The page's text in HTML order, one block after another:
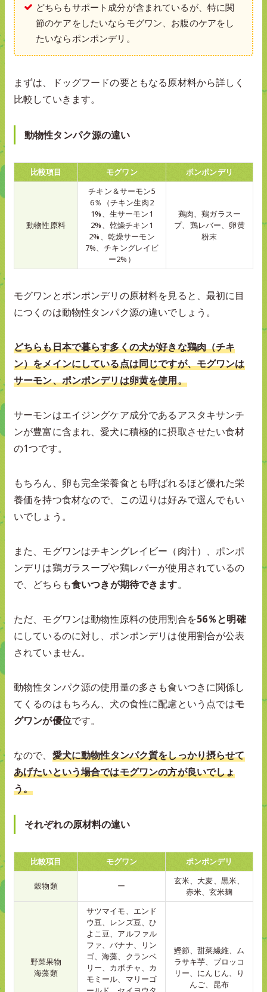
どちらもサポート成分が含まれているが、特に関
節のケアをしたいならモグワン、お腹のケアをし
たいならポンポンデリ。
まずは、ドッグフードの要ともなる原材料から詳しく
比較していきます。
動物性タンパク源の違い
比較項目 モグワン ポンポンデリ
動物性原料
チキン＆サーモン5
6％（チキン生肉2
1%、生サーモン1
2%、乾燥チキン1
2%、乾燥サーモン
7%、チキングレイビ
ー2%）
鶏肉、鶏ガラスー
プ、鶏レバー、卵黄
粉末
モグワンとポンポンデリの原材料を見ると、最初に目
につくのは動物性タンパク源の違いでしょう。
どちらも日本で暮らす多くの犬が好きな鶏肉（チキ
ン）をメインにしている点は同じですが、モグワンは
サーモン、ポンポンデリは卵黄を使用。
サーモンはエイジングケア成分であるアスタキサンチ
ンが豊富に含まれ、愛犬に積極的に摂取させたい食材
の1つです。
もちろん、卵も完全栄養食とも呼ばれるほど優れた栄
養価を持つ食材なので、この辺りは好みで選んでもい
いでしょう。
また、モグワンはチキングレイビー（肉汁）、ポンポ
ンデリは鶏ガラスープや鶏レバーが使用されているの
で、どちらも食いつきが期待できます。
ただ、モグワンは動物性原料の使用割合を56％と明確
にしているのに対し、ポンポンデリは使用割合が公表
されていません。
動物性タンパク源の使用量の多さも食いつきに関係し
てくるのはもちろん、犬の食性に配慮という点ではモ
グワンが優位です。
なので、 愛犬に動物性タンパク質をしっかり摂らせて
あげたいという場合ではモグワンの方が良いでしょ
う。
それぞれの原材料の違い
比較項目 モグワン ポンポンデリ
穀物類 ー
玄米、大麦、黒米、
赤米、玄米麹
野菜果物
海藻類
サツマイモ、エンド
ウ豆、レンズ豆、ひ
よこ豆、アルファル
ファ、バナナ、リン
ゴ、海藻、クランベ
リー、カボチャ、カ
モミール、マリーゴ
鰹節、甜菜繊維、ム
ラサキ芋、ブロッコ
リー、にんじん、り
んご、昆布